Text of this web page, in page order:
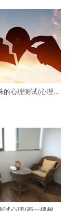
的心理测试(心理测